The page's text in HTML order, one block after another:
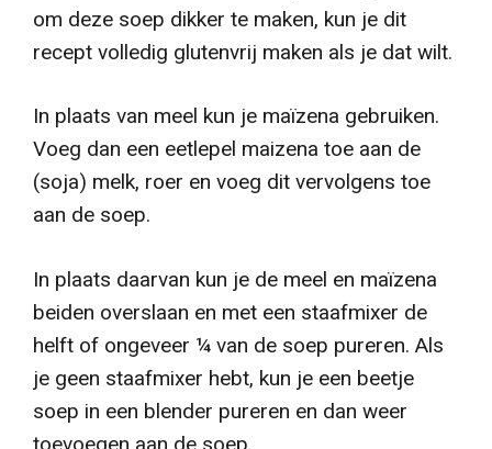
om deze soep dikker te maken, kun je dit
recept volledig glutenvrij maken als je dat wilt.
In plaats van meel kun je maïzena gebruiken.
Voeg dan een eetlepel maizena toe aan de
(soja) melk, roer en voeg dit vervolgens toe
aan de soep.
In plaats daarvan kun je de meel en maïzena
beiden overslaan en met een staafmixer de
helft of ongeveer ¼ van de soep pureren. Als
je geen staafmixer hebt, kun je een beetje
soep in een blender pureren en dan weer